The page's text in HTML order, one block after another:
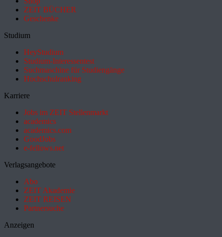
ZEIT BÜCHER
Geschenke
Studium
HeyStudium
Studium-Interessentest
Suchmaschine für Studiengänge
Hochschulranking
Karriere
Jobs im ZEIT Stellenmarkt
academics
academics.com
GoodJobs
e-fellows.net
Verlagsangebote
Abo
ZEIT Akademie
ZEIT REISEN
Partnersuche
Anzeigen